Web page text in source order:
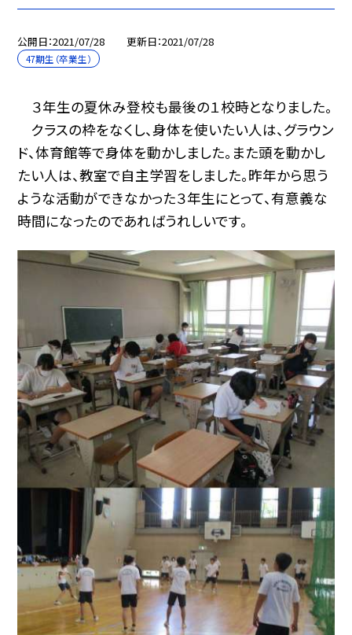
公開日 2021/07/28 更新日 2021/07/28
47期生（卒業生）
３年生の夏休み登校も最後の１校時となりました。
クラスの枠をなくし、身体を使いたい人は、グラウン
ド、体育館等で身体を動かしました。また頭を動かし
たい人は、教室で自主学習をしました。昨年から思う
ような活動ができなかった３年生にとって、有意義な
時間になったのであればうれしいです。